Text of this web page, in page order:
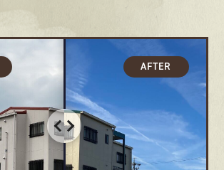
、 無料 建物 診 いたします!!